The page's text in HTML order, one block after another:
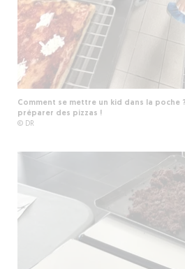
Comment se mettre un kid dans la poche
préparer des pizzas !
© DR